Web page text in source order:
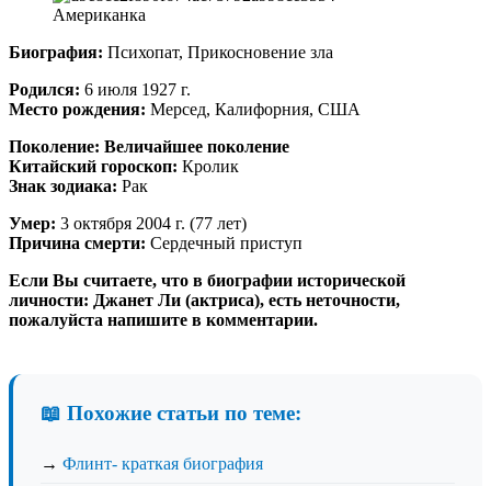
Американка
Биография: Психопат, Прикосновение зла
Родился: 6 июля 1927 г.
Место рождения: Мерсед, Калифорния, США
Поколение: Величайшее поколение
Китайский гороскоп: Кролик
Знак зодиака: Рак
Умер: 3 октября 2004 г. (77 лет)
Причина смерти: Сердечный приступ
Если Вы считаете, что в биографии исторической
личности: Джанет Ли (актриса), есть неточности,
пожалуйста напишите в комментарии.
📖 Похожие статьи по теме:
→ Флинт- краткая биография